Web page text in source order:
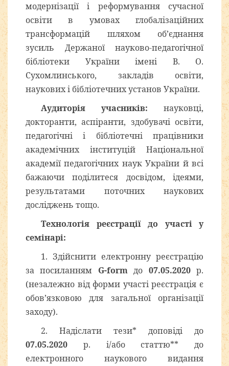
модернізації і реформування сучасної
освіти в умовах глобалізаційних
трансформацій шляхом об’єднання
зусиль Держаної науково-педагогічної
бібліотеки України імені В. О.
Сухомлинського, закладів освіти,
наукових і бібліотечних установ України.
Аудиторія учасників: науковці,
докторанти, аспіранти, здобувачі освіти,
педагогічні і бібліотечні працівники
академічних інституцій Національної
академії педагогічних наук України й всі
бажаючи поділитеся досвідом, ідеями,
результатами поточних наукових
досліджень тощо.
Технологія реєстрації до участі у
семінарі:
1. Здійснити електронну реєстрацію
за посиланням G-formдо 07.05.2020р.
(незалежно від форми участі реєстрація є
обов’язковою для загальної організації
заходу).
2. Надіслати тези* доповіді до
07.05.2020 р. і/або статтю** до
електронного наукового видання